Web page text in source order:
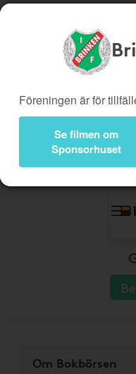
Köp genom
Presentkort
Bli medlem
Föreningen är för
Se filmen om
Sponsorhuset
Om Bokbörsen